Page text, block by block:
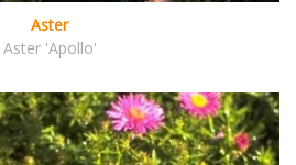
Aster
Aster 'Apollo'